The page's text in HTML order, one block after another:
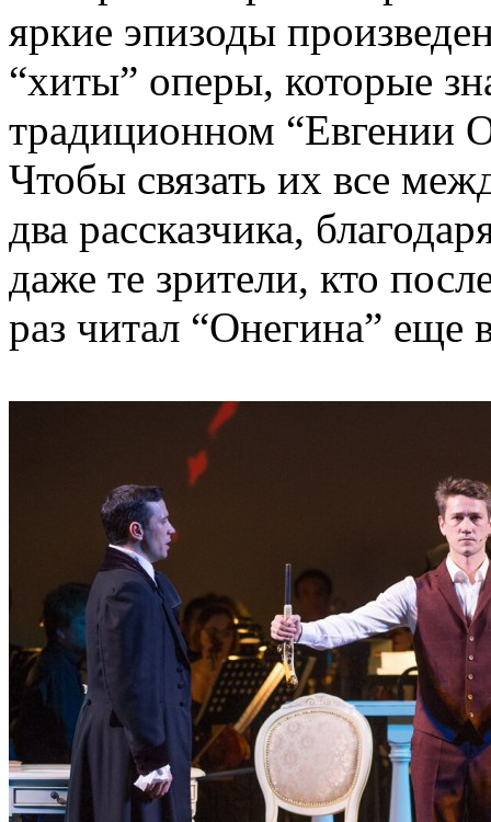
яркие эпизоды
“хиты” оперы, которые
традиционном “Евгении
Чтобы связать их все
два рассказчика,
даже те зрители, кто
раз читал “Онегина” еще